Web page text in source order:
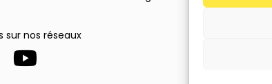
sur nos réseaux